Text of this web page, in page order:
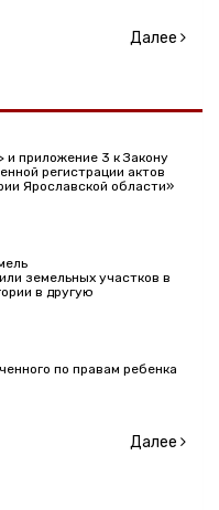
Далее
и приложение 3 к Закону
регистрации актов
Ярославской области»
земельных участков в
в другую
по правам ребенка
Далее